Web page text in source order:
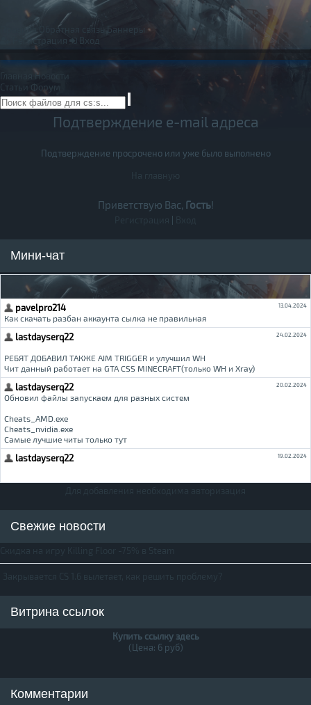
Обратная связь
Баннеры
Регистрация
Вход
Главная
Новости
Статьи Форум
Подтверждение e-mail адреса
Подтверждение просрочено или уже было выполнено
Приветствую Вас, Гость!
Мини-чат
Свежие новости
Витрина ссылок
Купить ссылку здесь
(Цена: 6 руб)
Комментарии